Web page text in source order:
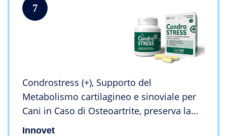
7
Condrostress (+), Supporto del
Metabolismo cartilagineo e sinoviale per
Cani in Caso di Osteoartrite, preserva la
capacità di Movimento, neutralizza i
Innovet